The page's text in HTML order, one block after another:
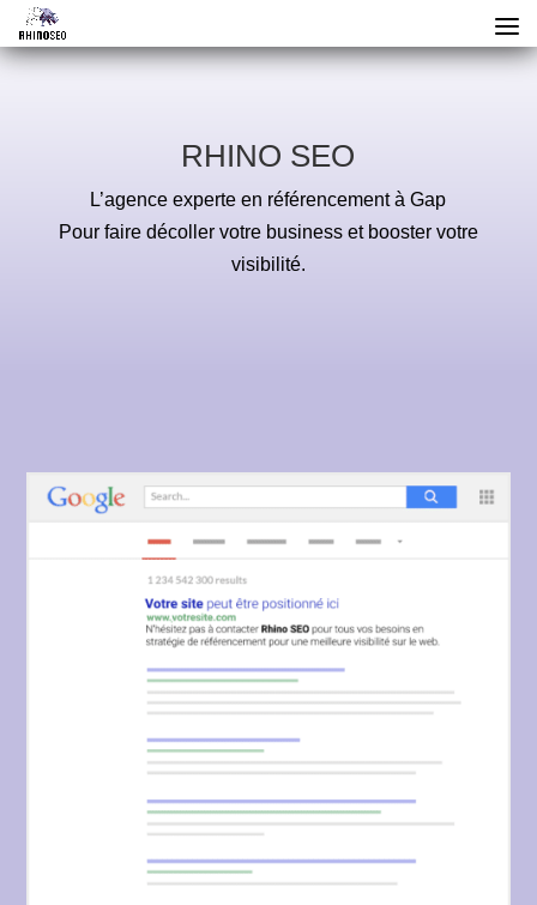
RHINO SEO
L’agence experte en référencement à Gap
Pour faire décoller votre business et booster votre
visibilité.